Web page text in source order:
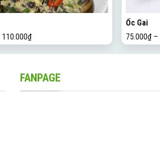
110.000₫
Ốc Gai
75.000₫–
FANPAGE